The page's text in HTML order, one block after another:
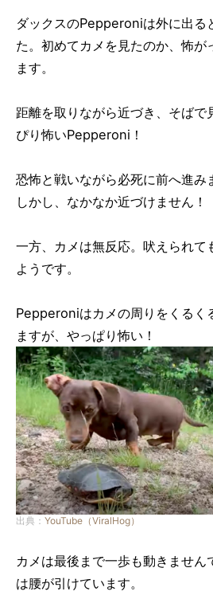
ダックスのPepperoniは外に出る
た。初めてカメを見たのか、怖が
ます。
距離を取りながら近づき、そばで
ぴり怖いPepperoni！
恐怖と戦いながら必死に前へ進み
しかし、なかなか近づけません！
一方、カメは無反応。吠えられて
ようです。
Pepperoniはカメの周りをくるく
ますが、やっぱり怖い！
出典： YouTube（ViralHog）
カメは最後まで一歩も動きませ
は腰が引けています。